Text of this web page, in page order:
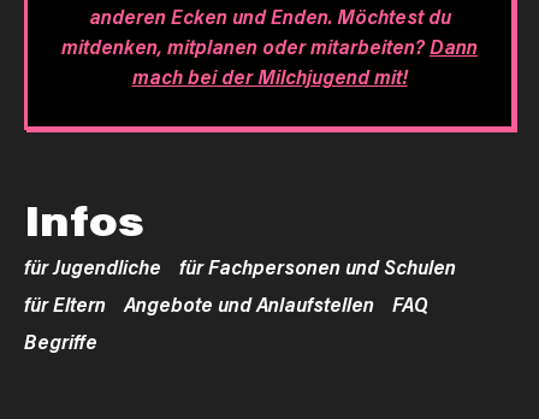
anderen Ecken und Enden. Möchtest du
mitdenken, mitplanen oder mitarbeiten?Dann
mach bei der Milchjugend mit!
Infos
für Jugendliche
für Fachpersonen und Schulen
für Eltern
Angebote und Anlaufstellen
FAQ
Begriffe